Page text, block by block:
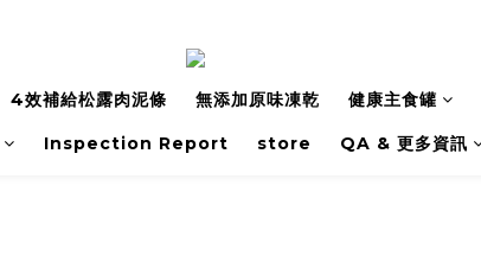
4效補給松露肉泥條 無添加原味凍乾 健康主食罐
Inspection Report store QA & 更多資訊